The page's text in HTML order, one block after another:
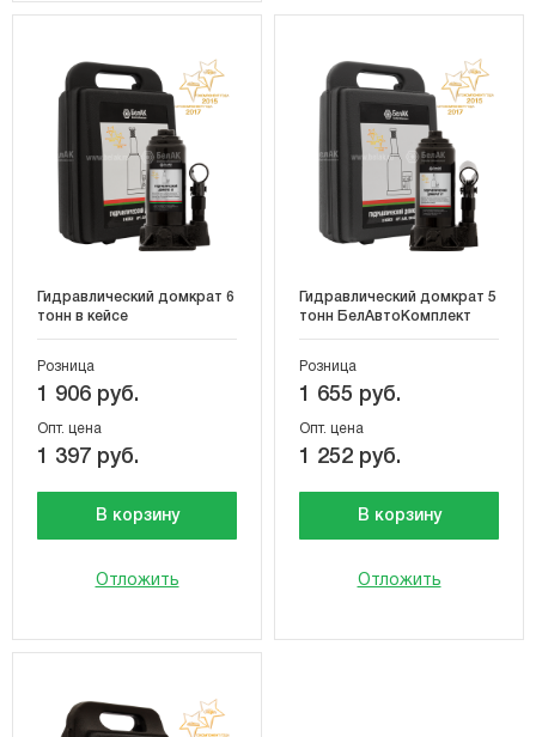
Гидравлический домкрат 6
тонн в кейсе
Розница
1 906 руб.
Опт. цена
1 397 руб.
В корзину
Отложить
Гидравлический домкрат 5
тонн БелАвтоКомплект
Розница
1 655 руб.
Опт. цена
1 252 руб.
В корзину
Отложить